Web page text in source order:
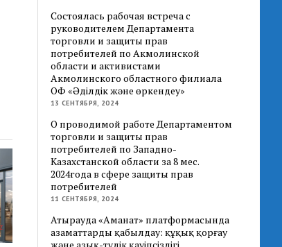
Состоялась рабочая встреча с
руководителем Департамента
торговли и защиты прав
потребителей по Акмолинской
области и активистами
Акмолинского областного филиала
ОФ «Әділдік және өркендеу»
13 СЕНТЯБРЯ, 2024
О проводимой работе Департаментом
торговли и защиты прав
потребителей по Западно-
Казахстанской области за 8 мес.
2024года в сфере защиты прав
потребителей
11 СЕНТЯБРЯ, 2024
Атырауда «Аманат» платформасында
азаматтарды қабылдау: құқық қорғау